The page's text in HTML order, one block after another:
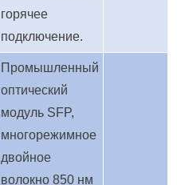
горячее
подключение.
Промышленный
оптический
модуль SFP,
многорежимное
двойное
волокно 850 нм